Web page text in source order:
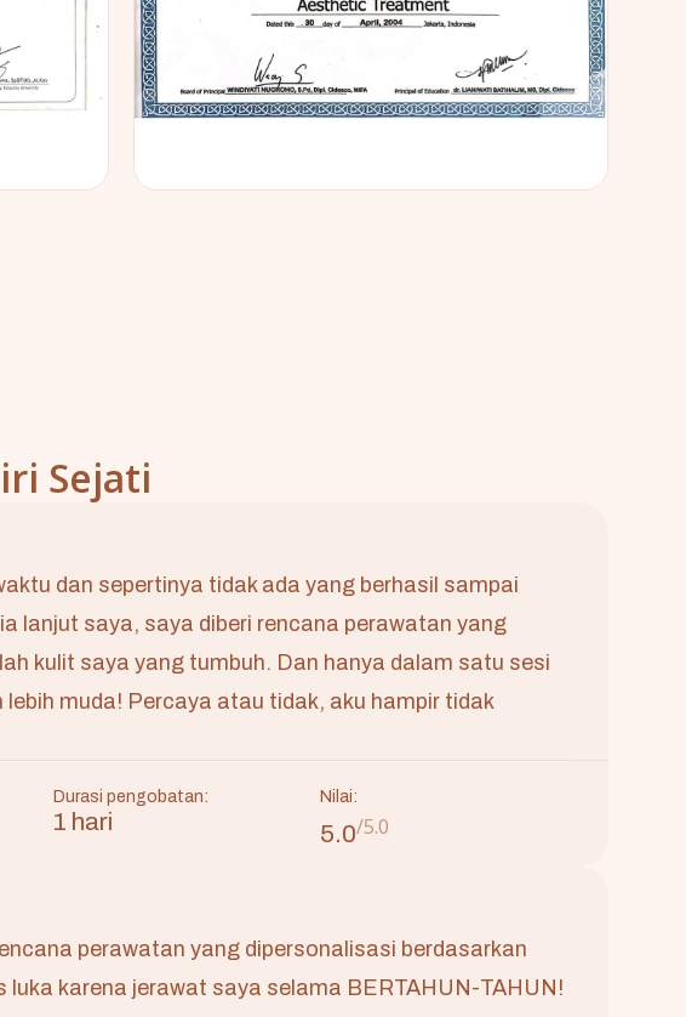
Sejati
dan sepertinya tidak ada yang berhasil sampai
lanjut saya, saya diberi rencana perawatan yang
kulit saya yang tumbuh. Dan hanya dalam satu sesi
muda! Percaya atau tidak, aku hampir tidak
Durasi pengobatan:
1 hari
Nilai:
5.0/5.0
perawatan yang dipersonalisasi berdasarkan
karena jerawat saya selama BERTAHUN-TAHUN!